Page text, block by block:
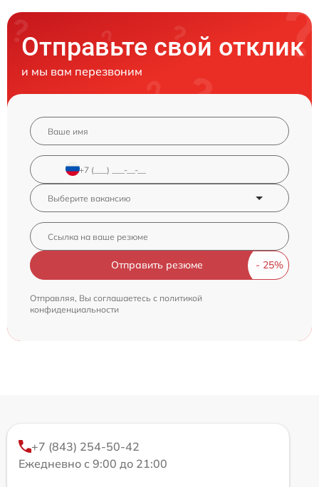
Отправьте свой отклик
и мы вам перезвоним
Отправить резюме
Отправляя, Вы соглашаетесь с политикой
конфиденциальности
+7 (843) 254-50-42
Ежедневно с 9:00 до 21:00